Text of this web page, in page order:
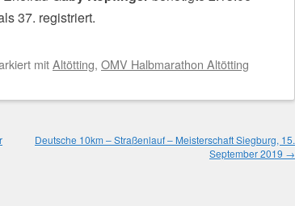
37. registriert.
mitAltötting, OMV Halbmarathon Altötting
Deutsche 10km – Straßenlauf – Meisterschaft Siegburg, 15.
September 2019 →